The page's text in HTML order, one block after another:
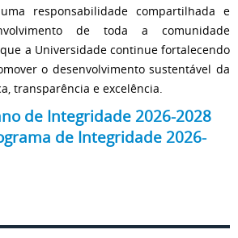
responsabilidade compartilhada e
de toda a comunidade
a Universidade continue fortalecendo
o desenvolvimento sustentável da
transparência e excelência.
de Integridade 2026-2028
de Integridade 2026-